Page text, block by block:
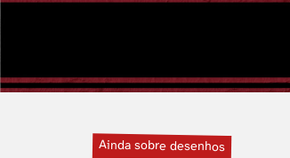
Ainda sobre desenhos